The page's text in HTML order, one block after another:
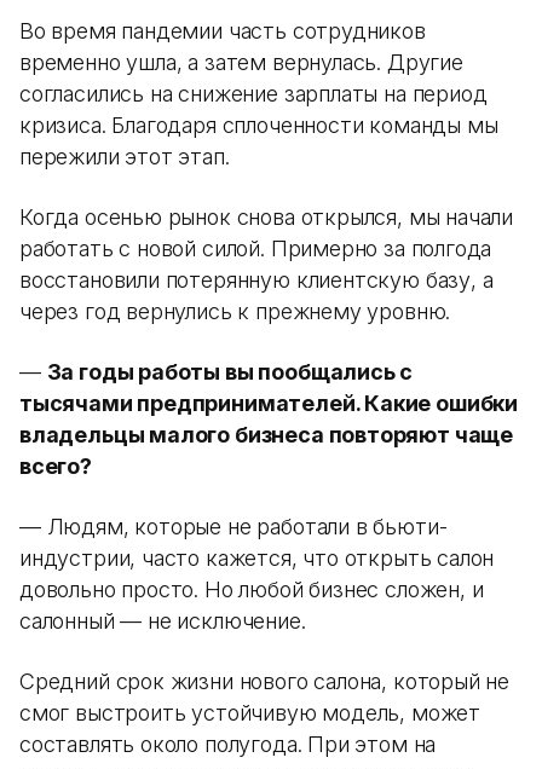
Во время пандемии часть сотрудников
временно ушла, а затем вернулась. Другие
согласились на снижение зарплаты на период
кризиса. Благодаря сплоченности команды мы
пережили этот этап.
Когда осенью рынок снова открылся, мы начали
работать с новой силой. Примерно за полгода
восстановили потерянную клиентскую базу, а
через год вернулись к прежнему уровню.
— За годы работы вы пообщались с
тысячами предпринимателей. Какие ошибки
владельцы малого бизнеса повторяют чаще
всего?
— Людям, которые не работали в бьюти-
индустрии, часто кажется, что открыть салон
довольно просто. Но любой бизнес сложен, и
салонный — не исключение.
Средний срок жизни нового салона, который не
смог выстроить устойчивую модель, может
составлять около полугода. При этом на